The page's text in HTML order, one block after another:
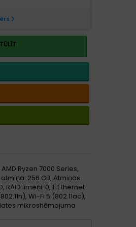
Ryzen 7000 Series,
256 GB, Atmiņas
līmeņi: 0, 1. Ethernet
Wi-Fi 5 (802.11ac),
mikroshēmojuma